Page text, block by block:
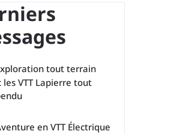
tout terrain
les VTT Lapierre tout
en VTT Électrique